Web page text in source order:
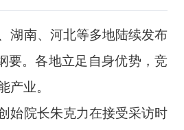
湖南、河北等多地陆续发布
要。各地立足自身优势，竞
产业。
始院长朱克力在接受采访时